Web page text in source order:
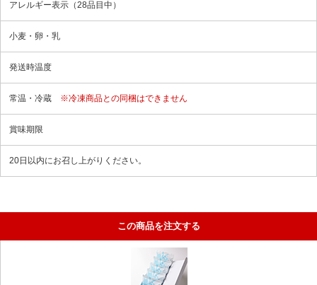
アレルギー表示（28品目中）
小麦・卵・乳
発送時温度
常温・冷蔵 ※冷凍商品との同梱はできません
賞味期限
20日以内にお召し上がりください。
この商品を注文する